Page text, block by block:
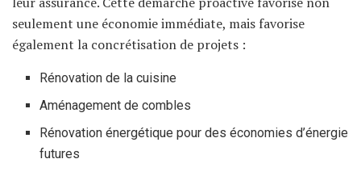
seulement une économie immédiate, mais favorise
également la concrétisation de projets :
Rénovation de la cuisine
Aménagement de combles
Rénovation énergétique pour des économies d’énergie
futures